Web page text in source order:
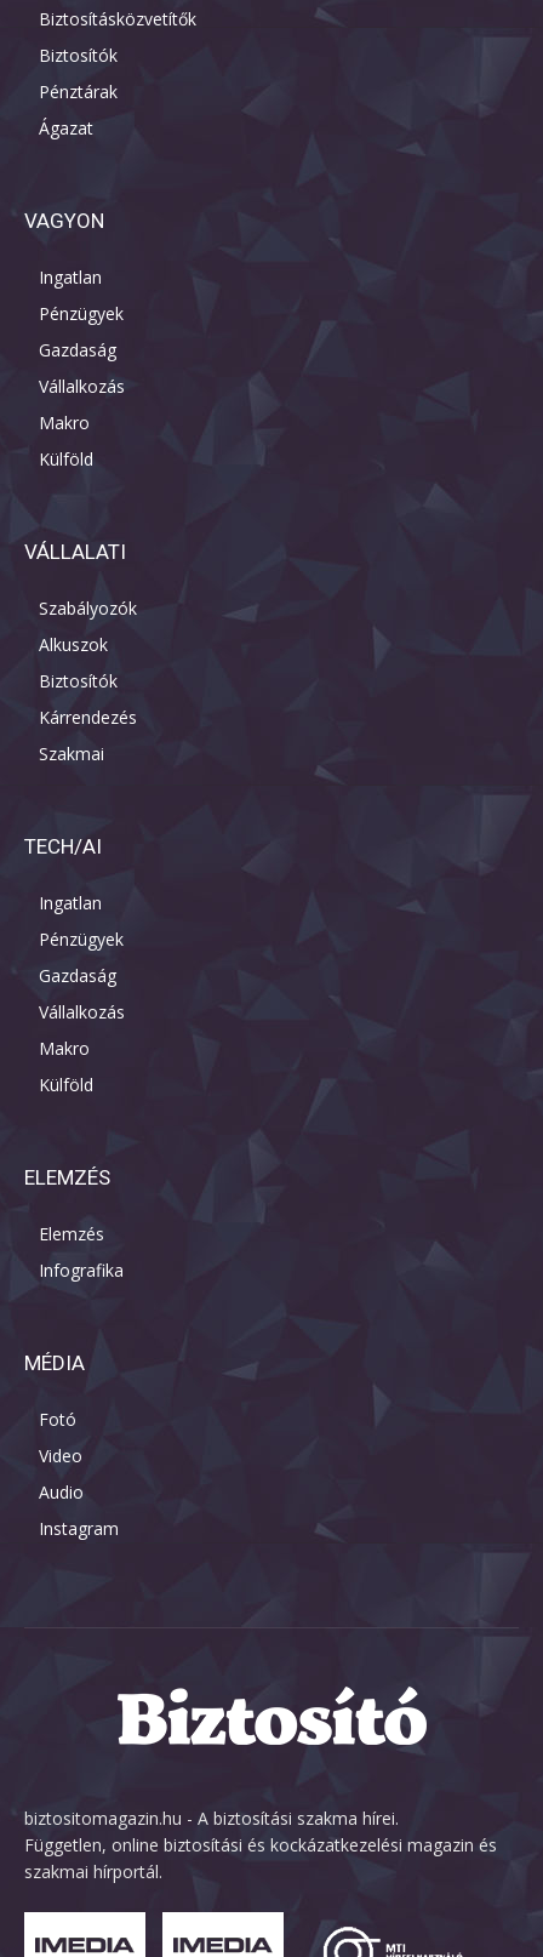
Biztosításközvetítők
Biztosítók
Pénztárak
Ágazat
VAGYON
Ingatlan
Pénzügyek
Gazdaság
Vállalkozás
Makro
Külföld
VÁLLALATI
Szabályozók
Alkuszok
Biztosítók
Kárrendezés
Szakmai
TECH/AI
Ingatlan
Pénzügyek
Gazdaság
Vállalkozás
Makro
Külföld
ELEMZÉS
Elemzés
Infografika
MÉDIA
Fotó
Video
Audio
Instagram
biztositomagazin.hu - A biztosítási szakma hírei.
Független, online biztosítási és kockázatkezelési magazin és
szakmai hírportál.